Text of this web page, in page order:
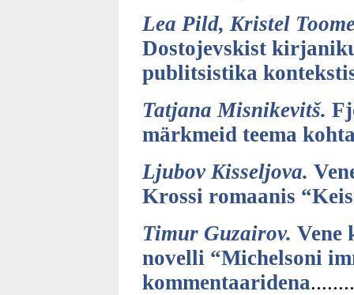
Lea Pild, Kristel
Dostojevskist
publitsistika
Tatjana Misnikevitš.
märkmeid teema
Ljubov Kisseljova.
Krossi romaanis
Timur Guzairov. Vene
novelli “Michelsoni
kommentaaridena